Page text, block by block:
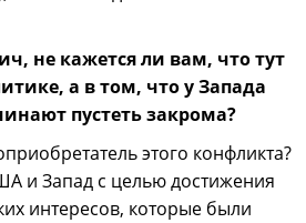
не кажется ли вам, что тут
а в том, что у Запада
пустеть закрома?
этого конфликта?
и Запад с целью достижения
интересов, которые были